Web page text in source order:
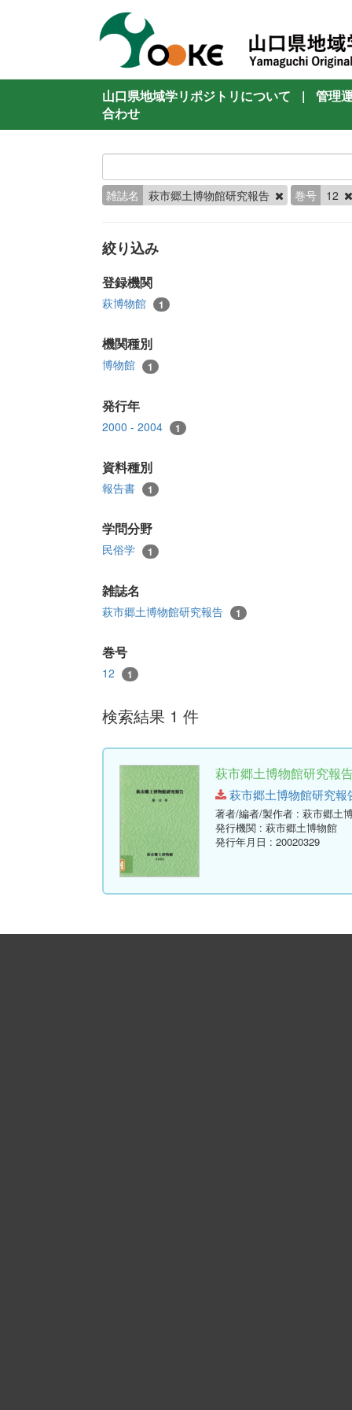
山口県地域学リポジトリについて |
管理
合わせ
雑誌名 萩市郷土博物館研究報告 巻号 12
絞り込み
登録機関
萩博物館 1
機関種別
博物館 1
発行年
2000 - 2004 1
資料種別
報告書 1
学問分野
民俗学 1
雑誌名
萩市郷土博物館研究報告 1
巻号
12 1
検索結果 1 件
萩市郷土博物館研究報
萩市郷土博物館研究報
著者/編者/製作者 : 萩市郷土
発行機関 : 萩市郷土博物館
発行年月日 : 20020329